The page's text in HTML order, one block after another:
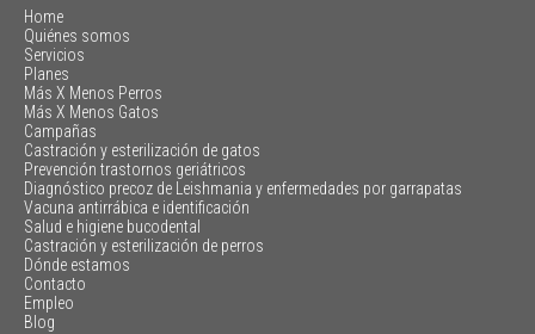
Home
Quiénes somos
Servicios
Planes
Más X Menos Perros
Más X Menos Gatos
Campañas
Castración y esterilización de gatos
Prevención trastornos geriátricos
Diagnóstico precoz de Leishmania y enfermedades por garrapatas
Vacuna antirrábica e identificación
Salud e higiene bucodental
Castración y esterilización de perros
Dónde estamos
Contacto
Empleo
Blog